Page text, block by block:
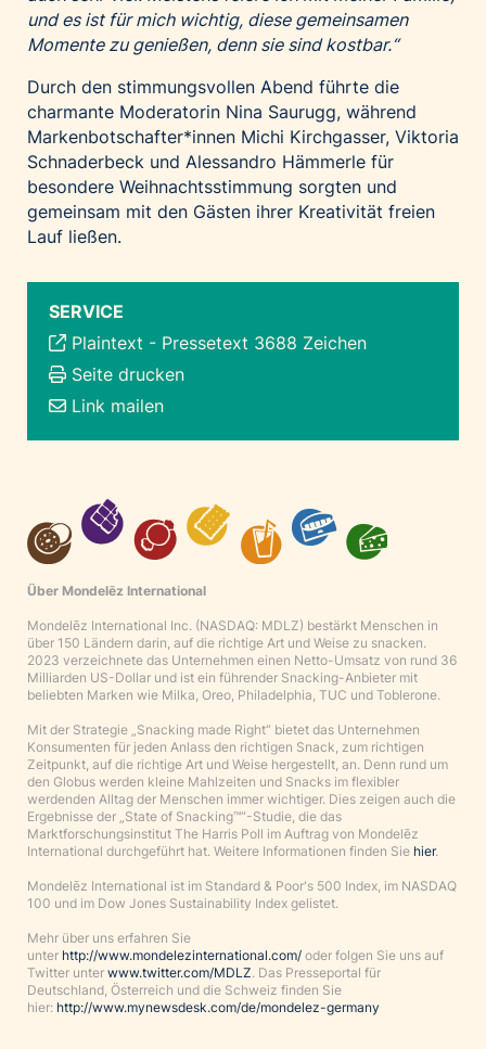
und es ist für mich wichtig, diese gemeinsamen
Momente zu genießen, denn sie sind kostbar.“
Durch den stimmungsvollen Abend führte die
charmante Moderatorin Nina Saurugg, während
Markenbotschafter*innen Michi Kirchgasser, Viktoria
Schnaderbeck und Alessandro Hämmerle für
besondere Weihnachtsstimmung sorgten und
gemeinsam mit den Gästen ihrer Kreativität freien
Lauf ließen.
SERVICE
Plaintext - Pressetext 3688 Zeichen
Seite drucken
Link mailen
Über Mondelēz International
Mondelēz International Inc. (NASDAQ: MDLZ) bestärkt Menschen in
über 150 Ländern darin, auf die richtige Art und Weise zu snacken.
2023 verzeichnete das Unternehmen einen Netto-Umsatz von rund 36
Milliarden US-Dollar und ist ein führender Snacking-Anbieter mit
beliebten Marken wie Milka, Oreo, Philadelphia, TUC und Toblerone.
Mit der Strategie „Snacking made Right“ bietet das Unternehmen
Konsumenten für jeden Anlass den richtigen Snack, zum richtigen
Zeitpunkt, auf die richtige Art und Weise hergestellt, an. Denn rund um
den Globus werden kleine Mahlzeiten und Snacks im flexibler
werdenden Alltag der Menschen immer wichtiger. Dies zeigen auch die
Ergebnisse der „State of Snacking™“-Studie, die das
Marktforschungsinstitut The Harris Poll im Auftrag von Mondelēz
International durchgeführt hat. Weitere Informationen finden Sie hier.
Mondelēz International ist im Standard & Poor's 500 Index, im NASDAQ
100 und im Dow Jones Sustainability Index gelistet.
Mehr über uns erfahren Sie
unter http://www.mondelezinternational.com/ oder folgen Sie uns auf
Twitter unter www.twitter.com/MDLZ. Das Presseportal für
Deutschland, Österreich und die Schweiz finden Sie
hier: http://www.mynewsdesk.com/de/mondelez-germany